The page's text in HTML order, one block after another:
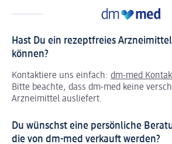
Hast Du ein rezeptfreies
können?
Kontaktiere uns einfach: dm-med
Bitte beachte, dass dm-med keine
Arzneimittel ausliefert.
Du wünschst eine persönliche
die von dm-med verkauft werden?